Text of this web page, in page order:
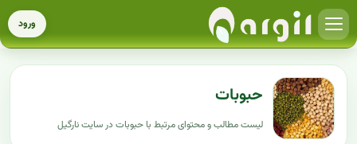
ورود
حبوبات
لیست مطالب و محتوای مرتبط با حبوبات در سایت نارگیل